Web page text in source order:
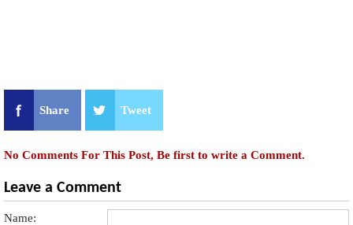
Share Tweet
No Comments For This Post, Be first to write a Comment.
Leave a Comment
Name: